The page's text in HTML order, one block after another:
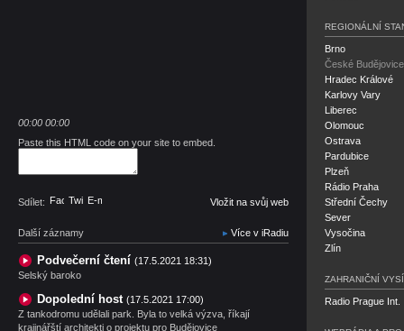
00:00 00:00
Paste this HTML code on your site to embed.
Sdílet: Facebook
TwitterE-mail Vložit na svůj web
Další záznamy Více v iRadiu
Podvečerní čtení (17.5.2021 18:31)
Selský baroko
Dopolední host (17.5.2021 17:00)
Z tankodromu udělali park. Byla to velká výzva, říkají
krajinářští architekti o projektu pro Budějovice
REGIONÁLNÍ
Brno
České Budějovice
Hradec Králové
Karlovy Vary
Liberec
Olomouc
Ostrava
Pardubice
Plzeň
Rádio Praha
Střední Čechy
Sever
Vysočina
Zlín
ZAHRANIČNÍ
Radio Prague Int.